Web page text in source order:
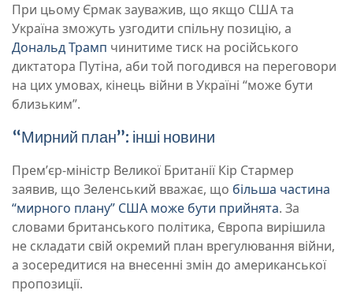
При цьому Єрмак зауважив, що якщо США та
Україна зможуть узгодити спільну позицію, а
Дональд Трамп чинитиме тиск на російського
диктатора Путіна, аби той погодився на переговори
на цих умовах, кінець війни в Україні “може бути
близьким”.
“Мирний план”: інші новини
Премʼєр-міністр Великої Британії Кір Стармер
заявив, що Зеленський вважає, що більша частина
“мирного плану” США може бути прийнята. За
словами британського політика, Європа вирішила
не складати свій окремий план врегулювання війни,
а зосередитися на внесенні змін до американської
пропозиції.